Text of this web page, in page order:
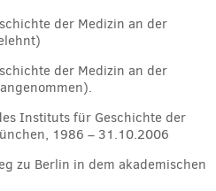
der Medizin an der
der Medizin an der
Instituts für Geschichte der
1986 – 31.10.2006
zu Berlin in dem akademischen